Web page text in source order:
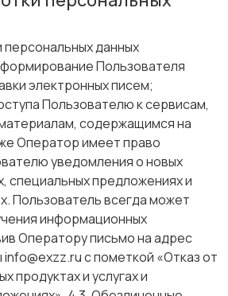
персональных данных
Пользователя
электронных писем;
Пользователю к сервисам,
содержащимся на
Оператор имеет право
уведомления о новых
специальных предложениях и
Пользователь всегда может
информационных
Оператору письмо на адрес
с пометкой «Отказ от
продуктах и услугах и